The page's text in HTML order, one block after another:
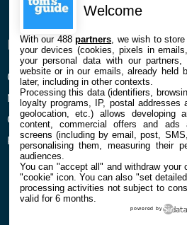
ENTREPRISE
Qui sommes nous
Mentions légales et CGU
Confidentialité et Cookies
Préférences cookies
À
La
Welcome
With our 488partners , we wish to
your devices (cookies, pixels in
your personal data with our
website or in our emails, already held
later, including in other contexts.
Processing this data (identifiers,
loyalty programs, IP, postal addresses
geolocation, etc.) allows developing
content, commercial offers and ads
screens (including by email, post,
personalising them, measuring their
audiences.
You can "accept all" and withdraw
"cookie" icon. You can also "set
processing activities not subject to
valid for 6 months.
powered by